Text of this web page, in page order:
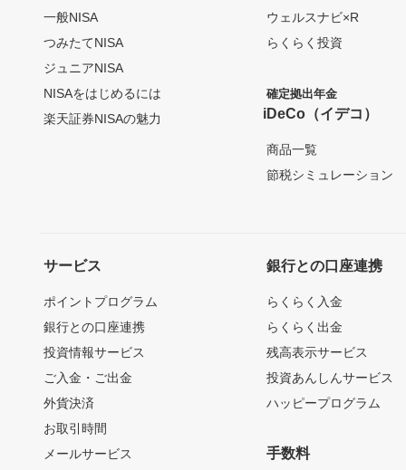
一般NISA
つみたてNISA
ジュニアNISA
NISAをはじめるには
楽天証券NISAの魅力
ウェルスナビ×R
らくらく投資
確定拠出年金
iDeCo（イデコ）
商品一覧
節税シミュレーション
サービス
ポイントプログラム
銀行との口座連携
投資情報サービス
ご入金・ご出金
外貨決済
お取引時間
メールサービス
銀行との口座連携
らくらく入金
らくらく出金
残高表示サービス
投資あんしんサービス
ハッピープログラム
手数料